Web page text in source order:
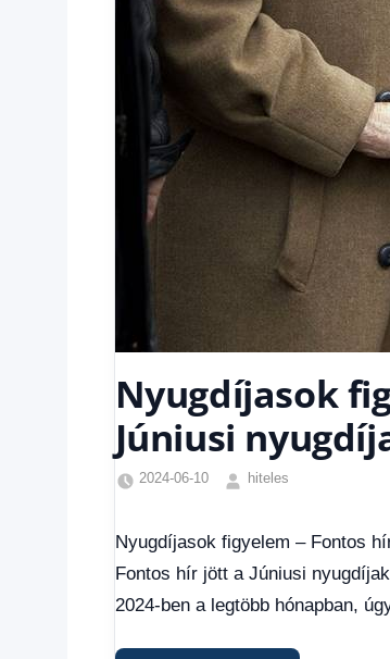
Nyugdíjasok
Júniusi
2024-06-10
hiteles
Hírek ,
Hírek
1
Nyugdíjasok figyelem – Fontos
Fontos hír jött a Júniusi
2024-ben a legtöbb hónapban,